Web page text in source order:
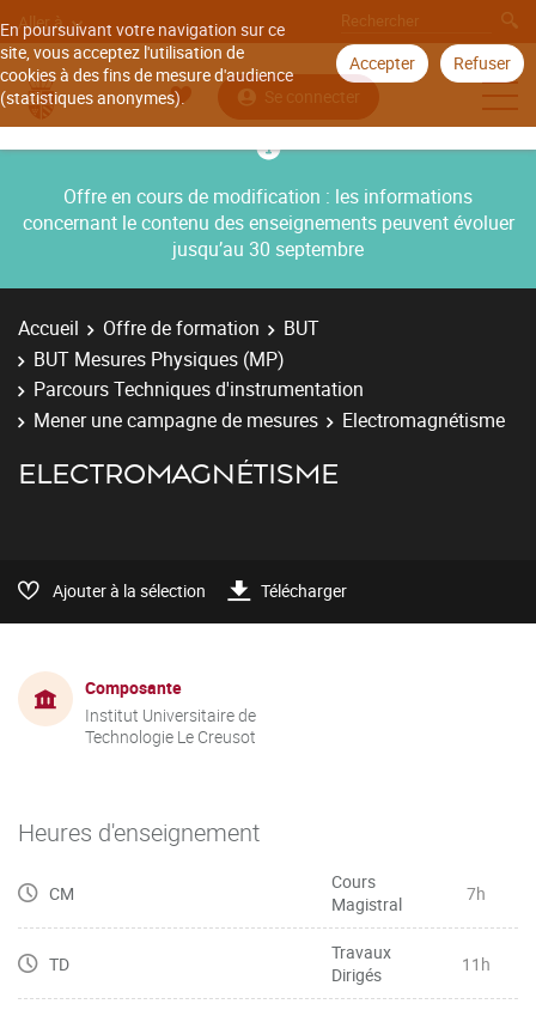
En poursuivant votre navigation sur ce
site, vous acceptez l'utilisation de
cookies à des fins de mesure d'audience
(statistiques anonymes).
Accepter Refuser
Aller à
Se connecter
Offre en cours de modification : les informations
concernant le contenu des enseignements peuvent évoluer
jusqu’au 30 septembre
Accueil Offre de formation
BUT
BUT Mesures Physiques (MP)
Parcours Techniques d'instrumentation
Mener une campagne de mesures
Electromagnétisme
ELECTROMAGNÉTISME
Ajouter à la sélection Télécharger
Composante
Institut Universitaire de
Technologie Le Creusot
Heures d'enseignement
CM
Cours
Magistral
7h
TD
Travaux
Dirigés
11h